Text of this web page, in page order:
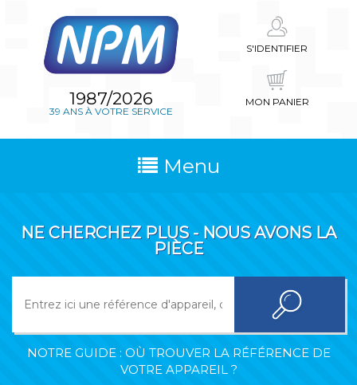
1987/2026
39 ANS À VOTRE SERVICE
S'IDENTIFIER
MON PANIER
Menu
NE CHERCHEZ PLUS - NOUS AVONS LA
PIÈCE
NOTRE GUIDE : OÙ TROUVER LA RÉFÉRENCE DE
VOTRE APPAREIL ?